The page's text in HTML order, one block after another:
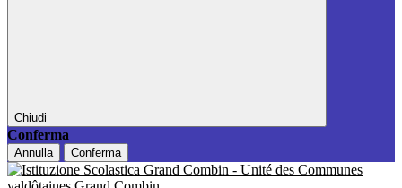
Chiudi
Conferma
Annulla Conferma